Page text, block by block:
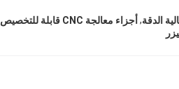
, أجزاء معالجة CNC قابلة للتخصيص